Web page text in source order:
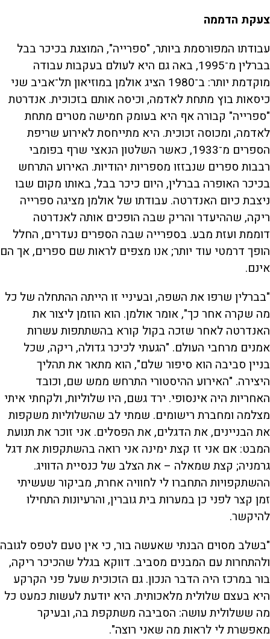
צעקת הדממה
עבודתו המפורסמת ביותר, "ספרייה", המוצגת בכיכר בבל
בברלין מ־1995, באה גם היא לעולם בעקבות עבודה
מוקדמת יותר: ב־1980 הציג אולמן במוזיאון תל־אביב שני
כיסאות בוץ מתחת לאדמה, וכיסה אותם בזכוכית. אנדרטת
"ספרייה" קבורה אף היא בעומק חמישה מטרים מתחת
לאדמה, ומכוסה זכוכית. היא מתייחסת לאירוע שריפת
הספרים מ־1933, כאשר השלטון הנאצי שרף בפומבי
רבבות ספרים שנבזזו מספריות יהודיות. האירוע התרחש
בכיכר האופרה בברלין, היום כיכר בבל, באותו מקום שבו
ניצבת כיום האנדרטה. עבודתו של אולמן מציגה ספרייה
ריקה, שההיעדר והריק שבה הופכים אותה לאנדרטה
דוממת ועזת מבע. בספרייה שבה הספרים נעדרים, החלל
הופך דרמטי עוד יותר; אנו מצפים לראות שם ספרים, אך הם
אינם.
"בברלין שרפו את השפה, ובעיניי זו הייתה ההתחלה של כל
מה שקרה אחר כך", אומר אולמן. הוא הוזמן ליצור את
האנדרטה לאחר שזכה בקול קורא בהשתתפות עשרות
אמנים מרחבי העולם. "הגעתי לכיכר גדולה, ריקה, שכל
בניין סביבה הוא סיפור שלם", הוא מתאר את תהליך
היצירה. "האירוע ההיסטורי התרחש ממש שם, וכובד
האחריות היה אינסופי. ירד גשם, היו שלוליות, ולקחתי איתי
מצלמה ומחברת רישומים. שמתי לב שהשלוליות משקפות
את הבניינים, את הדגלים, את הפסלים. אני זוכר את תנועת
המבט: אם אני זז קצת ימינה אני רואה בהשתקפות את דגל
גרמניה; קצת שמאלה – את הצלב של כנסיית הדוויג.
ההשתקפויות התחברו לי לחוויה אחרת, מביקור שעשיתי
זמן קצר לפני כן במערות בית גוברין, והרעיונות התחילו
להיקשר.
"בשלב מסוים הבנתי שאעשה בור, כי אין טעם לטפס לגובה
ולהתחרות עם המבנים מסביב. דווקא בגלל שהכיכר ריקה,
בור במרכז היה הדבר הנכון. גם הזכוכית שעל פני הקרקע
היא בעצם שלולית מלאכותית. היא יודעת לעשות כמעט כל
מה ששלולית עושה: הסביבה משתקפת בה, ובעיקר
מאפשרת לי לראות מה שאני רוצה".